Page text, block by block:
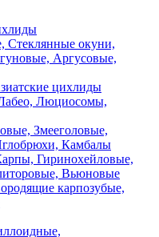
Стеклянные окуни,
Аргусовые,
цихлиды
Люциосомы,
Змееголовые,
Камбалы
Гиринохейловые,
Вьюновые
карпозубые,